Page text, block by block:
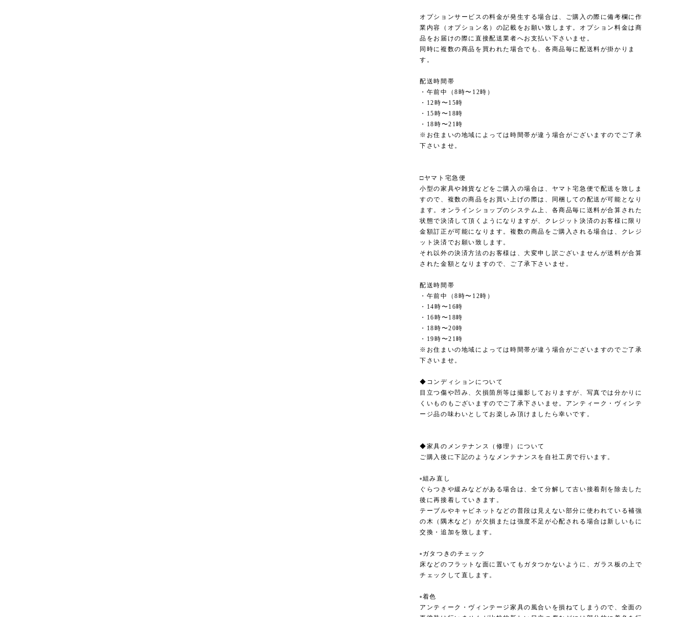
オプションサービスの料金が発生する場合は、ご購入の際に備考欄に作
業内容（オプション名）の記載をお願い致します。オプション料金は商
品をお届けの際に直接配送業者へお支払い下さいませ。
同時に複数の商品を買われた場合でも、各商品毎に配送料が掛かりま
す。
配送時間帯
・午前中（8時〜12時）
・12時〜15時
・15時〜18時
・18時〜21時
※お住まいの地域によっては時間帯が違う場合がございますのでご了承
下さいませ。
□ヤマト宅急便
小型の家具や雑貨などをご購入の場合は、ヤマト宅急便で配送を致しま
すので、複数の商品をお買い上げの際は、同梱しての配送が可能となり
ます。オンラインショップのシステム上、各商品毎に送料が合算された
状態で決済して頂くようになりますが、クレジット決済のお客様に限り
金額訂正が可能になります。複数の商品をご購入される場合は、クレジ
ット決済でお願い致します。
それ以外の決済方法のお客様は、大変申し訳ございませんが送料が合算
された金額となりますので、ご了承下さいませ。
配送時間帯
・午前中（8時〜12時）
・14時〜16時
・16時〜18時
・18時〜20時
・19時〜21時
※お住まいの地域によっては時間帯が違う場合がございますのでご了承
下さいませ。
◆コンディションについて
目立つ傷や凹み、欠損箇所等は撮影しておりますが、写真では分かりに
くいものもございますのでご了承下さいませ。アンティーク・ヴィンテ
ージ品の味わいとしてお楽しみ頂けましたら幸いです。
◆家具のメンテナンス（修理）について
ご購入後に下記のようなメンテナンスを自社工房で行います。
▫︎組み直し
ぐらつきや緩みなどがある場合は、全て分解して古い接着剤を除去した
後に再接着していきます。
テーブルやキャビネットなどの普段は見えない部分に使われている補強
の木（隅木など）が欠損または強度不足が心配される場合は新しいもに
交換・追加を致します。
▫︎ガタつきのチェック
床などのフラットな面に置いてもガタつかないように、ガラス板の上で
チェックして直します。
▫︎着色
アンティーク・ヴィンテージ家具の風合いを損ねてしまうので、全面の